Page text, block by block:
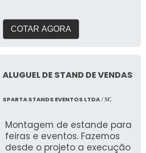
atenção e engajar o
público. Fabricado pela 3D
ações promocionais,
de marketing, trazendo seu
personagem ou logotipo à
Identidade Visual
Personalizada:
Transformamos o mascote
COTAR AGORA
ALUGUEL DE STAND DE VENDAS
SPARTA STANDS EVENTOS LTDA/ SC
Montagem de estande para
feiras e eventos. Fazemos
desde o projeto a execução